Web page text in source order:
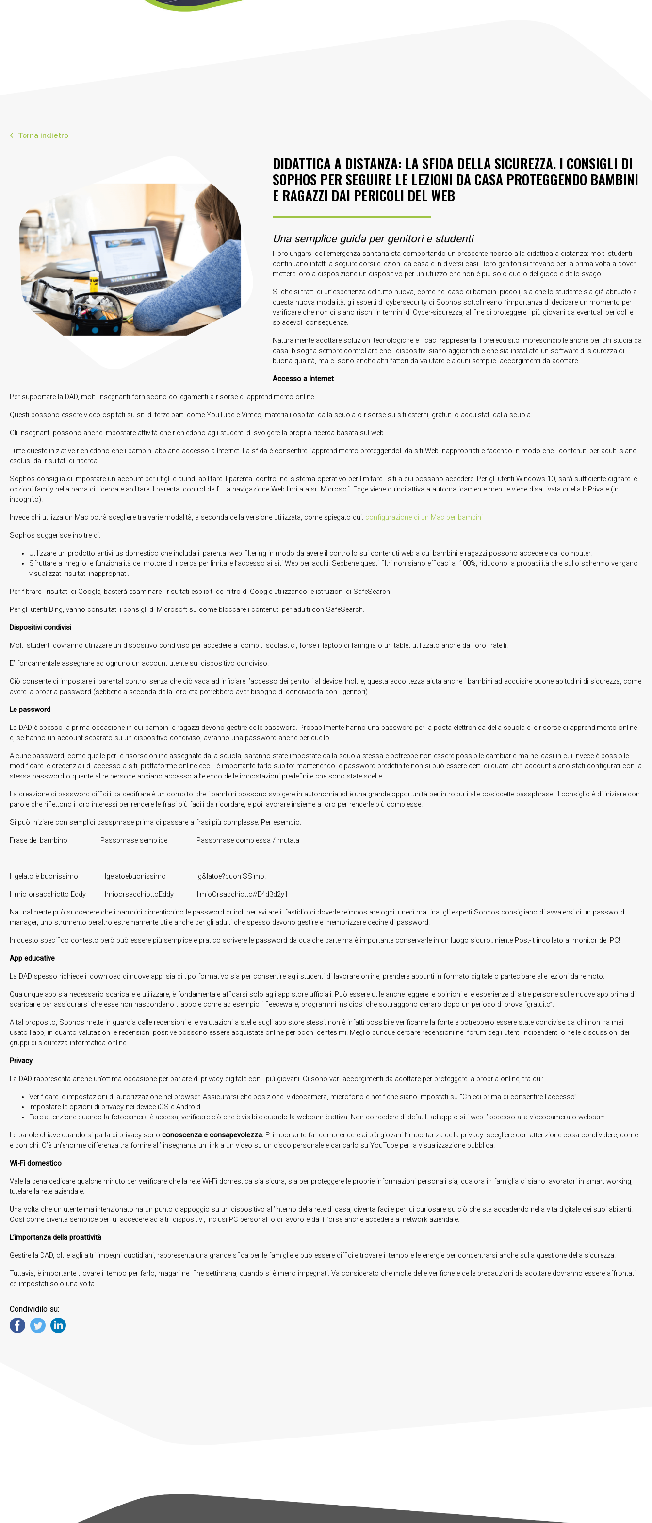
Torna indietro
DIDATTICA A DISTANZA: LA SFIDA DELLA SICUREZZA. I CONSIGLI DI
SOPHOS PER SEGUIRE LE LEZIONI DA CASA PROTEGGENDO BAMBINI
E RAGAZZI DAI PERICOLI DEL WEB
Una semplice guida per genitori e studenti
Il prolungarsi dell’emergenza sanitaria sta comportando un crescente ricorso alla didattica a distanza: molti studenti
continuano infatti a seguire corsi e lezioni da casa e in diversi casi i loro genitori si trovano per la prima volta a dover
mettere loro a disposizione un dispositivo per un utilizzo che non è più solo quello del gioco e dello svago.
Si che si tratti di un’esperienza del tutto nuova, come nel caso di bambini piccoli, sia che lo studente sia già abituato a
questa nuova modalità, gli esperti di cybersecurity di Sophos sottolineano l’importanza di dedicare un momento per
verificare che non ci siano rischi in termini di Cyber-sicurezza, al fine di proteggere i più giovani da eventuali pericoli e
spiacevoli conseguenze.
Naturalmente adottare soluzioni tecnologiche efficaci rappresenta il prerequisito imprescindibile anche per chi studia da
casa: bisogna sempre controllare che i dispositivi siano aggiornati e che sia installato un software di sicurezza di
buona qualità, ma ci sono anche altri fattori da valutare e alcuni semplici accorgimenti da adottare.
Accesso a Internet
Per supportare la DAD, molti insegnanti forniscono collegamenti a risorse di apprendimento online.
Questi possono essere video ospitati su siti di terze parti come YouTube e Vimeo, materiali ospitati dalla scuola o risorse su siti esterni, gratuiti o acquistati dalla scuola.
Gli insegnanti possono anche impostare attività che richiedono agli studenti di svolgere la propria ricerca basata sul web.
Tutte queste iniziative richiedono che i bambini abbiano accesso a Internet. La sfida è consentire l’apprendimento proteggendoli da siti Web inappropriati e facendo in modo che i contenuti per adulti siano
esclusi dai risultati di ricerca.
Sophos consiglia di impostare un account per i figli e quindi abilitare il parental control nel sistema operativo per limitare i siti a cui possano accedere. Per gli utenti Windows 10, sarà sufficiente digitare le
opzioni family nella barra di ricerca e abilitare il parental control da lì. La navigazione Web limitata su Microsoft Edge viene quindi attivata automaticamente mentre viene disattivata quella InPrivate (in
incognito).
Invece chi utilizza un Mac potrà scegliere tra varie modalità, a seconda della versione utilizzata, come spiegato qui: configurazione di un Mac per bambini
Sophos suggerisce inoltre di:
Utilizzare un prodotto antivirus domestico che includa il parental web filtering in modo da avere il controllo sui contenuti web a cui bambini e ragazzi possono accedere dal computer.
Sfruttare al meglio le funzionalità del motore di ricerca per limitare l’accesso ai siti Web per adulti. Sebbene questi filtri non siano efficaci al 100%, riducono la probabilità che sullo schermo vengano
visualizzati risultati inappropriati.
Per filtrare i risultati di Google, basterà esaminare i risultati espliciti del filtro di Google utilizzando le istruzioni di SafeSearch.
Per gli utenti Bing, vanno consultati i consigli di Microsoft su come bloccare i contenuti per adulti con SafeSearch.
Dispositivi condivisi
Molti studenti dovranno utilizzare un dispositivo condiviso per accedere ai compiti scolastici, forse il laptop di famiglia o un tablet utilizzato anche dai loro fratelli.
E’ fondamentale assegnare ad ognuno un account utente sul dispositivo condiviso.
Ciò consente di impostare il parental control senza che ciò vada ad inficiare l’accesso dei genitori al device. Inoltre, questa accortezza aiuta anche i bambini ad acquisire buone abitudini di sicurezza, come
avere la propria password (sebbene a seconda della loro età potrebbero aver bisogno di condividerla con i genitori).
Le password
La DAD è spesso la prima occasione in cui bambini e ragazzi devono gestire delle password. Probabilmente hanno una password per la posta elettronica della scuola e le risorse di apprendimento online
e, se hanno un account separato su un dispositivo condiviso, avranno una password anche per quello.
Alcune password, come quelle per le risorse online assegnate dalla scuola, saranno state impostate dalla scuola stessa e potrebbe non essere possibile cambiarle ma nei casi in cui invece è possibile
modificare le credenziali di accesso a siti, piattaforme online ecc… è importante farlo subito: mantenendo le password predefinite non si può essere certi di quanti altri account siano stati configurati con la
stessa password o quante altre persone abbiano accesso all’elenco delle impostazioni predefinite che sono state scelte.
La creazione di password difficili da decifrare è un compito che i bambini possono svolgere in autonomia ed è una grande opportunità per introdurli alle cosiddette passphrase: il consiglio è di iniziare con
parole che riflettono i loro interessi per rendere le frasi più facili da ricordare, e poi lavorare insieme a loro per renderle più complesse.
Si può iniziare con semplici passphrase prima di passare a frasi più complesse. Per esempio:
Frase del bambino Passphrase semplice Passphrase complessa / mutata
—————— —————– ————— ———–
Il gelato è buonissimo Ilgelatoebuonissimo Ilg&latoe?buoniSSimo!
Il mio orsacchiotto Eddy IlmioorsacchiottoEddy IlmioOrsacchiotto//E4d3d2y1
Naturalmente può succedere che i bambini dimentichino le password quindi per evitare il fastidio di doverle reimpostare ogni lunedì mattina, gli esperti Sophos consigliano di avvalersi di un password
manager, uno strumento peraltro estremamente utile anche per gli adulti che spesso devono gestire e memorizzare decine di password.
In questo specifico contesto però può essere più semplice e pratico scrivere le password da qualche parte ma è importante conservarle in un luogo sicuro…niente Post-it incollato al monitor del PC!
App educative
La DAD spesso richiede il download di nuove app, sia di tipo formativo sia per consentire agli studenti di lavorare online, prendere appunti in formato digitale o partecipare alle lezioni da remoto.
Qualunque app sia necessario scaricare e utilizzare, è fondamentale affidarsi solo agli app store ufficiali. Può essere utile anche leggere le opinioni e le esperienze di altre persone sulle nuove app prima di
scaricarle per assicurarsi che esse non nascondano trappole come ad esempio i fleeceware, programmi insidiosi che sottraggono denaro dopo un periodo di prova “gratuito”.
A tal proposito, Sophos mette in guardia dalle recensioni e le valutazioni a stelle sugli app store stessi: non è infatti possibile verificarne la fonte e potrebbero essere state condivise da chi non ha mai
usato l’app, in quanto valutazioni e recensioni positive possono essere acquistate online per pochi centesimi. Meglio dunque cercare recensioni nei forum degli utenti indipendenti o nelle discussioni dei
gruppi di sicurezza informatica online.
Privacy
La DAD rappresenta anche un’ottima occasione per parlare di privacy digitale con i più giovani. Ci sono vari accorgimenti da adottare per proteggere la propria online, tra cui:
Verificare le impostazioni di autorizzazione nel browser. Assicurarsi che posizione, videocamera, microfono e notifiche siano impostati su “Chiedi prima di consentire l’accesso”
Impostare le opzioni di privacy nei device iOS e Android.
Fare attenzione quando la fotocamera è accesa, verificare ciò che è visibile quando la webcam è attiva. Non concedere di default ad app o siti web l’accesso alla videocamera o webcam
Le parole chiave quando si parla di privacy sono conoscenza e consapevolezza. E’ importante far comprendere ai più giovani l’importanza della privacy: scegliere con attenzione cosa condividere, come
e con chi. C’è un’enorme differenza tra fornire all’ insegnante un link a un video su un disco personale e caricarlo su YouTube per la visualizzazione pubblica.
Wi-Fi domestico
Vale la pena dedicare qualche minuto per verificare che la rete Wi-Fi domestica sia sicura, sia per proteggere le proprie informazioni personali sia, qualora in famiglia ci siano lavoratori in smart working,
tutelare la rete aziendale.
Una volta che un utente malintenzionato ha un punto d’appoggio su un dispositivo all’interno della rete di casa, diventa facile per lui curiosare su ciò che sta accadendo nella vita digitale dei suoi abitanti.
Così come diventa semplice per lui accedere ad altri dispositivi, inclusi PC personali o di lavoro e da lì forse anche accedere al network aziendale.
L’importanza della proattività
Gestire la DAD, oltre agli altri impegni quotidiani, rappresenta una grande sfida per le famiglie e può essere difficile trovare il tempo e le energie per concentrarsi anche sulla questione della sicurezza.
Tuttavia, è importante trovare il tempo per farlo, magari nel fine settimana, quando si è meno impegnati. Va considerato che molte delle verifiche e delle precauzioni da adottare dovranno essere affrontati
ed impostati solo una volta.
Condividilo su: